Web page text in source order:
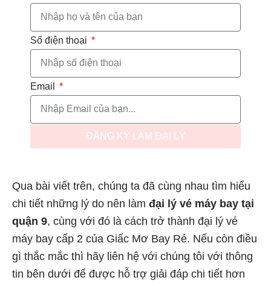
Số điện thoại
Email
ĐĂNG KÝ LÀM ĐẠI LÝ
Qua bài viết trên, chúng ta đã cùng nhau tìm hiểu
chi tiết những lý do nên làm đại lý vé máy bay tại
quận 9, cùng với đó là cách trở thành đại lý vé
máy bay cấp 2 của Giấc Mơ Bay Rẻ. Nếu còn điều
gì thắc mắc thì hãy liên hệ với chúng tôi với thông
tin bên dưới để được hỗ trợ giải đáp chi tiết hơn